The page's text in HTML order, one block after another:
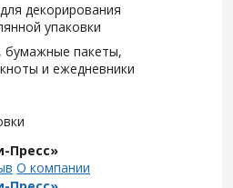
декорирования
упаковки
бумажные пакеты,
и ежедневники
Пресс»
О компании